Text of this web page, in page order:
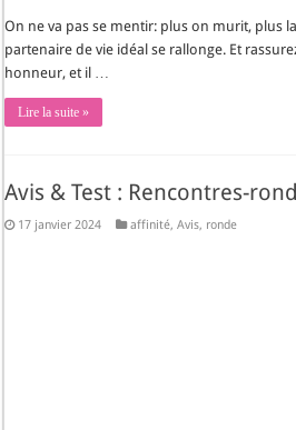
On ne va pas se mentir: plus on murit, plus
partenaire de vie idéal se rallonge. Et
honneur, et il …
Lire la suite »
Avis & Test : Rencontres-
17 janvier 2024 affinité,Avis, ronde